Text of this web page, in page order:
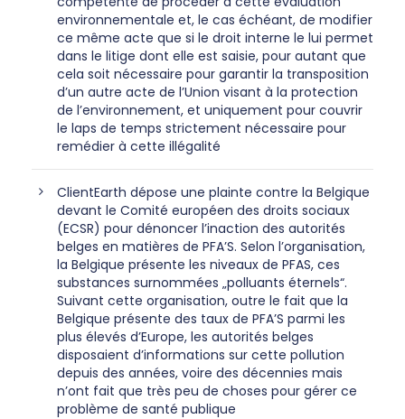
environnementale et, le cas échéant, de modifier
ce même acte que si le droit interne le lui permet
dans le litige dont elle est saisie, pour autant que
cela soit nécessaire pour garantir la transposition
d’un autre acte de l’Union visant à la protection
de l’environnement, et uniquement pour couvrir
le laps de temps strictement nécessaire pour
remédier à cette illégalité
ClientEarth dépose une plainte contre la Belgique
devant le Comité européen des droits sociaux
(ECSR) pour dénoncer l’inaction des autorités
belges en matières de PFA’S. Selon l’organisation,
la Belgique présente les niveaux de PFAS, ces
substances surnommées „polluants éternels“.
Suivant cette organisation, outre le fait que la
Belgique présente des taux de PFA’S parmi les
plus élevés d’Europe, les autorités belges
disposaient d’informations sur cette pollution
depuis des années, voire des décennies mais
n’ont fait que très peu de choses pour gérer ce
problème de santé publique